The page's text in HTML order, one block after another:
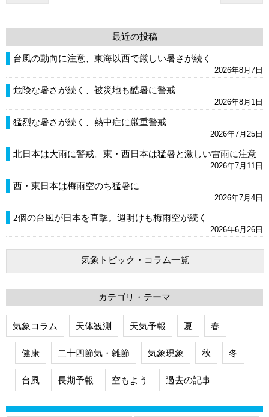
最近の投稿
台風の動向に注意、東海以西で厳しい暑さが続く
2026年8月7日
危険な暑さが続く、被災地も酷暑に警戒
2026年8月1日
猛烈な暑さが続く、熱中症に厳重警戒
2026年7月25日
北日本は大雨に警戒。東・西日本は猛暑と激しい雷雨に注意
2026年7月11日
西・東日本は梅雨空のち猛暑に
2026年7月4日
2個の台風が日本を直撃。週明けも梅雨空が続く
2026年6月26日
気象トピック・コラム一覧
カテゴリ・テーマ
気象コラム 天体観測 天気予報 夏 春
健康 二十四節気・雑節 気象現象 秋 冬
台風 長期予報 空もよう 過去の記事